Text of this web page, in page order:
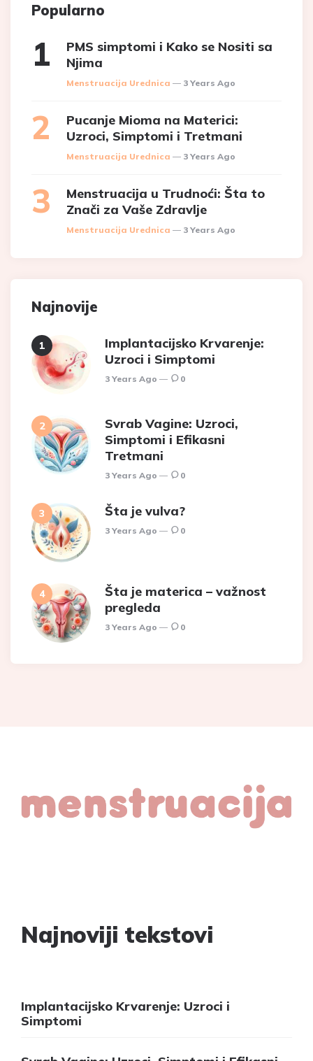
Popularno
PMS simptomi i Kako se Nositi sa
Njima
Posted
Menstruacija Urednica 3 Years Ago
Pucanje Mioma na Materici:
Uzroci, Simptomi i Tretmani
Posted
Menstruacija Urednica 3 Years Ago
Menstruacija u Trudnoći: Šta to
Znači za Vaše Zdravlje
Posted
Menstruacija Urednica 3 Years Ago
Najnovije
Implantacijsko Krvarenje:
Uzroci i Simptomi
3 Years Ago 0
Svrab Vagine: Uzroci,
Simptomi i Efikasni
Tretmani
3 Years Ago 0
Šta je vulva?
3 Years Ago 0
Šta je materica – važnost
pregleda
3 Years Ago 0
Najnoviji tekstovi
Implantacijsko Krvarenje: Uzroci i
Simptomi